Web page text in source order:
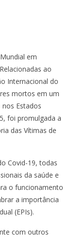
em
ao
Internacional do
mortos em um
Estados
foi promulgada a
das Vítimas de
Covid-19, todas
da saúde e
o funcionamento
a importância
(EPIs).
com outros